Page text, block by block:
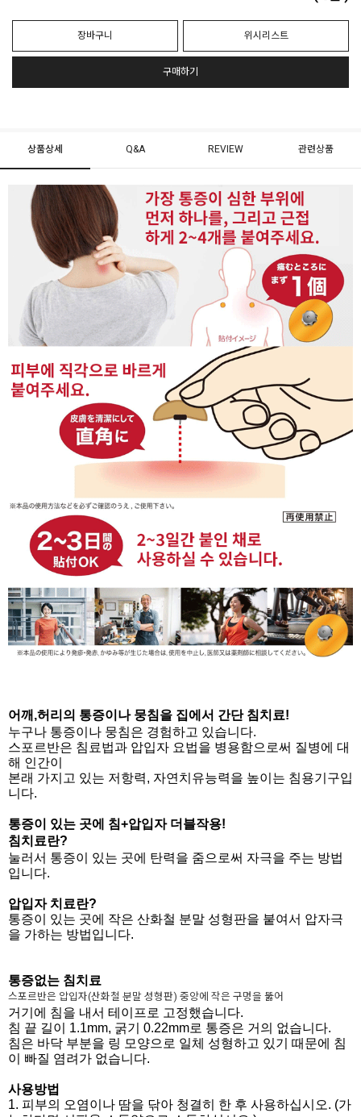
장바구니 위시리스트
구매하기
상품상세 Q&A REVIEW 관련상품
어깨,허리의 통증이나 뭉침을 집에서 간단 침치료!
누구나 통증이나 뭉침은 경험하고 있습니다.
스포르반은 침료법과 압입자 요법을 병용함으로써 질병에 대
해 인간이
본래 가지고 있는 저항력, 자연치유능력을 높이는 침용기구입
니다.
통증이 있는 곳에 침+압입자 더블작용!
침치료란?
눌러서 통증이 있는 곳에 탄력을 줌으로써 자극을 주는 방법
입니다.
압입자 치료란?
통증이 있는 곳에 작은 산화철 분말 성형판을 붙여서 압자극
을 가하는 방법입니다.
통증없는 침치료
스포르반은 압입자(산화철 분말 성형판) 중앙에 작은 구멍을 뚫어
거기에 침을 내서 테이프로 고정했습니다.
침 끝 길이 1.1mm, 굵기 0.22mm로 통증은 거의 없습니다.
침은 바닥 부분을 링 모양으로 일체 성형하고 있기 때문에 침
이 빠질 염려가 없습니다.
사용방법
1. 피부의 오염이나 땀을 닦아 청결히 한 후 사용하십시오. (가